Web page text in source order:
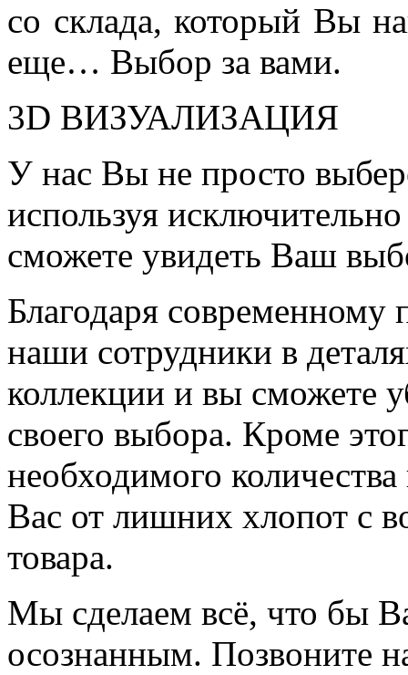
со склада, который Вы
еще… Выбор за вами.
3D ВИЗУАЛИЗАЦИЯ
У нас Вы не просто
используя
сможете увидеть Ваш
Благодаря
наши сотрудники в
коллекции и вы сможете
своего выбора. Кроме
необходимого
Вас от лишних хлопот с
товара.
Мы сделаем всё, что бы
осознанным. Позвоните